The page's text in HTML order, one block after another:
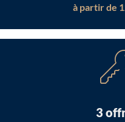
à partir de
3